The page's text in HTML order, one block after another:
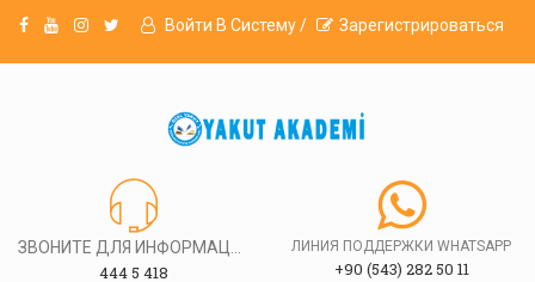
Войти В Систему / Зарегистрироваться
444 5 418
ЛИНИЯ ПОДДЕРЖКИ WHATSAPP
+90 (543) 282 50 11